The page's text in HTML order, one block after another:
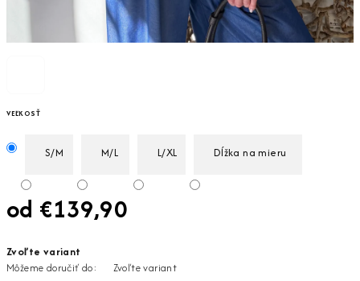
VEĽKOSŤ
S/M M/L L/XL Dĺžka na mieru
od €139,90
cena:
Zvoľte variant
Môžeme doručiť do:
Zvoľte variant